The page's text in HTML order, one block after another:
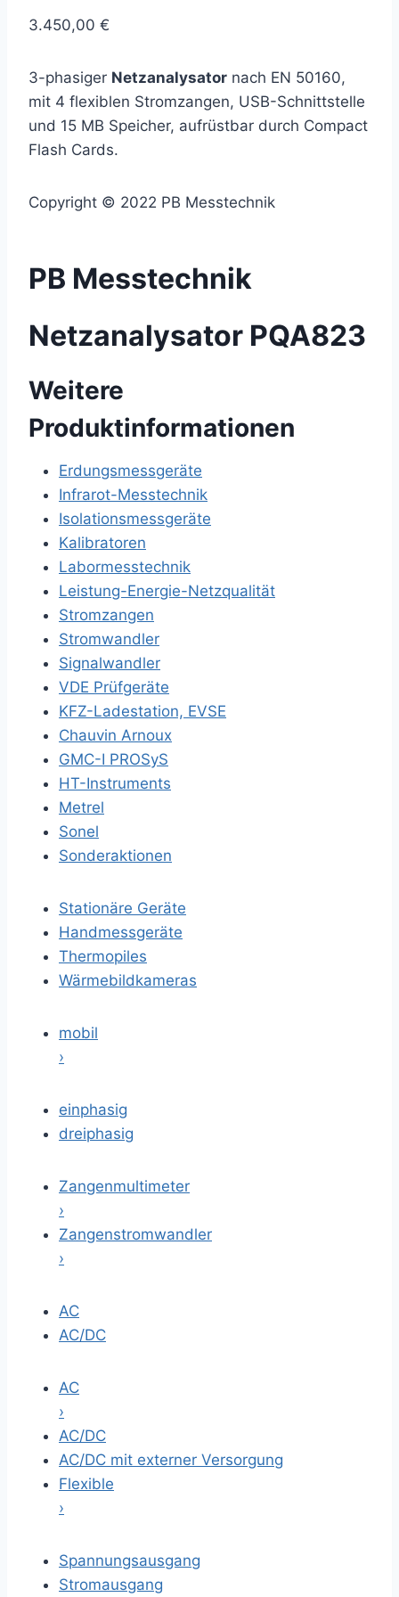
3.450,00 €
3-phasiger Netzanalysator nach EN 50160,
mit 4 flexiblen Stromzangen, USB-Schnittstelle
und 15 MB Speicher, aufrüstbar durch Compact
Flash Cards.
Copyright © 2022 PB Messtechnik
PB Messtechnik
Netzanalysator PQA823
Weitere
Produktinformationen
Erdungsmessgeräte
Infrarot-Messtechnik
Isolationsmessgeräte
Kalibratoren
Labormesstechnik
Leistung-Energie-Netzqualität
Stromzangen
Stromwandler
Signalwandler
VDE Prüfgeräte
KFZ-Ladestation, EVSE
Chauvin Arnoux
GMC-I PROSyS
HT-Instruments
Metrel
Sonel
Sonderaktionen
Stationäre Geräte
Handmessgeräte
Thermopiles
Wärmebildkameras
mobil
›
einphasig
dreiphasig
Zangenmultimeter
›
Zangenstromwandler
›
AC
AC/DC
AC
›
AC/DC
AC/DC mit externer Versorgung
Flexible
›
Spannungsausgang
Stromausgang